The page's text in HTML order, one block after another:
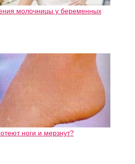
молочницы у беременных
ноги и мерзнут?